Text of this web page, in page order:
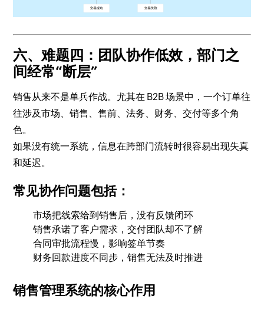
六、难题四：团队协作低效，部门之
间经常“断层”
销售从来不是单兵作战。尤其在 B2B 场景中，一个订单往
往涉及市场、销售、售前、法务、财务、交付等多个角
色。
如果没有统一系统，信息在跨部门流转时很容易出现失真
和延迟。
常见协作问题包括：
市场把线索给到销售后，没有反馈闭环
销售承诺了客户需求，交付团队却不了解
合同审批流程慢，影响签单节奏
财务回款进度不同步，销售无法及时推进
销售管理系统的核心作用